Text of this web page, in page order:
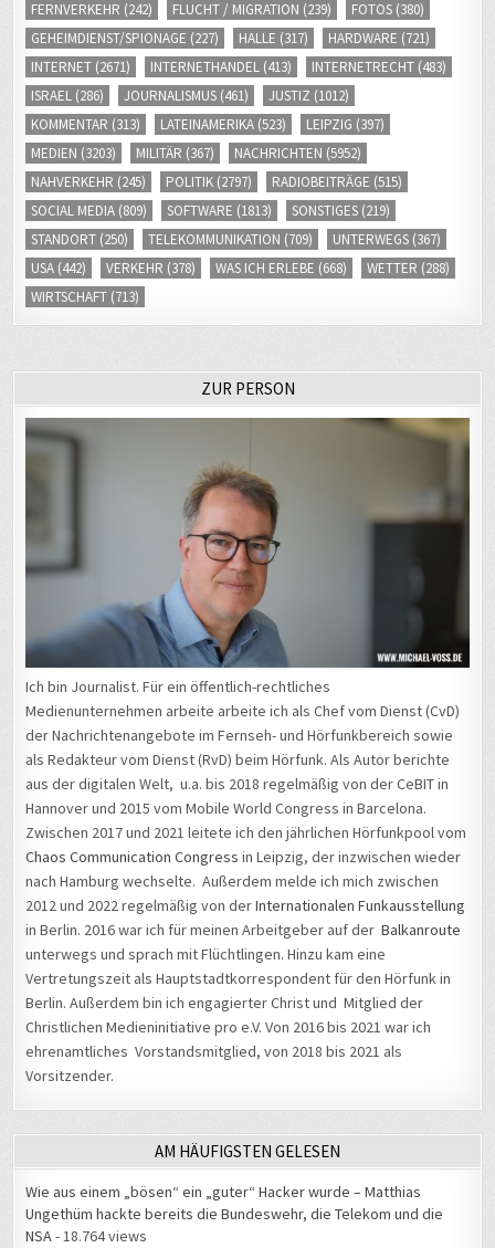
FERNVERKEHR (242) FLUCHT / MIGRATION (239) FOTOS (380)
GEHEIMDIENST/SPIONAGE (227) HALLE (317) HARDWARE (721)
INTERNET (2671) INTERNETHANDEL (413) INTERNETRECHT (483)
ISRAEL (286) JOURNALISMUS (461) JUSTIZ (1012)
KOMMENTAR (313) LATEINAMERIKA (523) LEIPZIG (397)
MEDIEN (3203) MILITÄR (367) NACHRICHTEN (5952)
NAHVERKEHR (245) POLITIK (2797) RADIOBEITRÄGE (515)
SOCIAL MEDIA (809) SOFTWARE (1813) SONSTIGES (219)
STANDORT (250) TELEKOMMUNIKATION (709) UNTERWEGS (367)
USA (442) VERKEHR (378) WAS ICH ERLEBE (668) WETTER (288)
WIRTSCHAFT (713)
ZUR PERSON
Ich bin Journalist. Für ein öffentlich-rechtliches
Medienunternehmen arbeite arbeite ich als Chef vom Dienst (CvD)
der Nachrichtenangebote im Fernseh- und Hörfunkbereich sowie
als Redakteur vom Dienst (RvD) beim Hörfunk. Als Autor berichte
aus der digitalen Welt, u.a. bis 2018 regelmäßig von der CeBIT in
Hannover und 2015 vom Mobile World Congress in Barcelona.
Zwischen 2017 und 2021 leitete ich den jährlichen Hörfunkpool vom
Chaos Communication Congress in Leipzig, der inzwischen wieder
nach Hamburg wechselte. Außerdem melde ich mich zwischen
2012 und 2022 regelmäßig von derInternationalen Funkausstellung
in Berlin. 2016 war ich für meinen Arbeitgeber auf derBalkanroute
unterwegs und sprach mit Flüchtlingen. Hinzu kam eine
Vertretungszeit als Hauptstadtkorrespondent für den Hörfunk in
Berlin. Außerdem bin ich engagierter Christ und Mitglied der
Christlichen Medieninitiative pro e.V. Von 2016 bis 2021 war ich
ehrenamtliches Vorstandsmitglied, von 2018 bis 2021 als
Vorsitzender.
AM HÄUFIGSTEN GELESEN
Wie aus einem „bösen“ ein „guter“ Hacker wurde – Matthias
Ungethüm hackte bereits die Bundeswehr, die Telekom und die
NSA- 18.764 views